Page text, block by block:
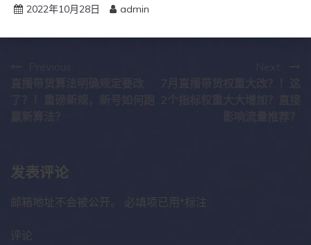
2022年10月28日 admin
发表评论
邮箱地址不会被公开。 必填项已用* 标注
评论